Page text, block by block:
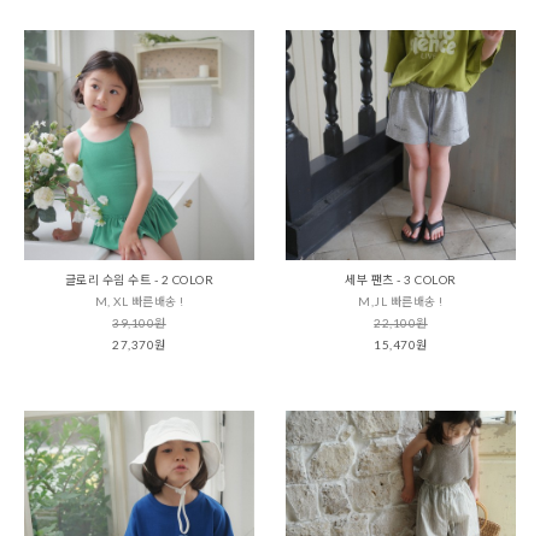
글로리 수읨 수트 - 2 COLOR
M, XL 빠른배송 !
39,100원
27,370원
세부 팬츠 - 3 COLOR
M,JL 빠른배송 !
22,100원
15,470원